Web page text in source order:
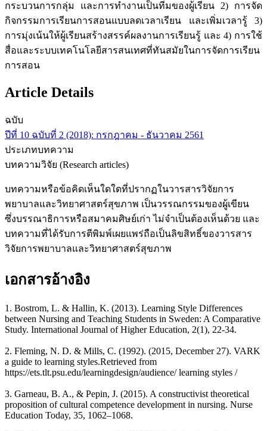
กระบวนการกลุ่ม และการทำงานเป็นทีมของผู้เรียน 2) การจัด
กิจกรรมการเรียนการสอนแบบลดเวลาเรียน และเพิ่มเวลารู้ 3)
การมุ่งเน้นให้ผู้เรียนสร้างสรรค์ผลงานการเรียนรู้ และ 4) การใช้
สื่อและระบบเทคโนโลยีสารสนเทศที่ทันสมัยในการจัดการเรียน
การสอน
Article Details
ฉบับ
ปีที่ 10 ฉบับที่ 2 (2018): กรกฎาคม - ธันวาคม 2561
ประเภทบทความ
บทความวิจัย (Research articles)
บทความหรือข้อคิดเห็นใดใดที่ปรากฏในวารสารวิจัยการ
พยาบาลและวิทยาศาสตร์สุขภาพ เป็นวรรณกรรมของผู้เขียน
ซึ่งบรรณาธิการหรือสมาคมศิษย์เก่า ไม่จำเป็นต้องเห็นด้วย และ
บทความที่ได้รับการตีพิมพ์เผยแพร่ถือเป็นลิขสิทธิ์ของวารสาร
วิจัยการพยาบาลและวิทยาศาสตร์สุขภาพ
เอกสารอ้างอิง
1. Bostrom, L. & Hallin, K. (2013). Learning Style Differences
between Nursing and Teaching Students in Sweden: A Comparative
Study. International Journal of Higher Education, 2(1), 22-34.
2. Fleming, N. D. & Mills, C. (1992). (2015, December 27). VARK
a guide to learning styles.Retrieved from
https://ets.tlt.psu.edu/learningdesign/audience/ learning styles /
3. Garneau, B. A., & Pepin, J. (2015). A constructivist theoretical
proposition of cultural competence development in nursing. Nurse
Education Today, 35, 1062–1068.